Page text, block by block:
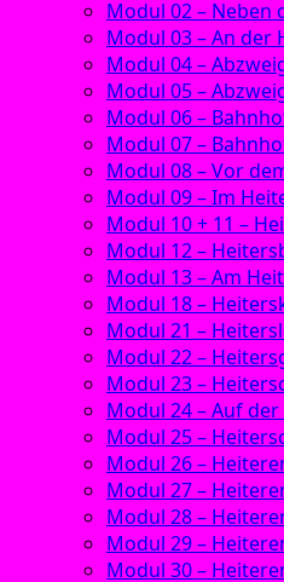
Modul 02 – Neben
Modul 03 – An der
Modul 04 –
Modul 05 –
Modul 06 –
Modul 07 –
Modul 08 – Vor
Modul 09 – Im
Modul 10 + 11 –
Modul 12 –
Modul 13 – Am
Modul 18 –
Modul 21 –
Modul 22 –
Modul 23 –
Modul 24 – Auf
Modul 25 –
Modul 26 –
Modul 27 –
Modul 28 –
Modul 29 –
Modul 30 –